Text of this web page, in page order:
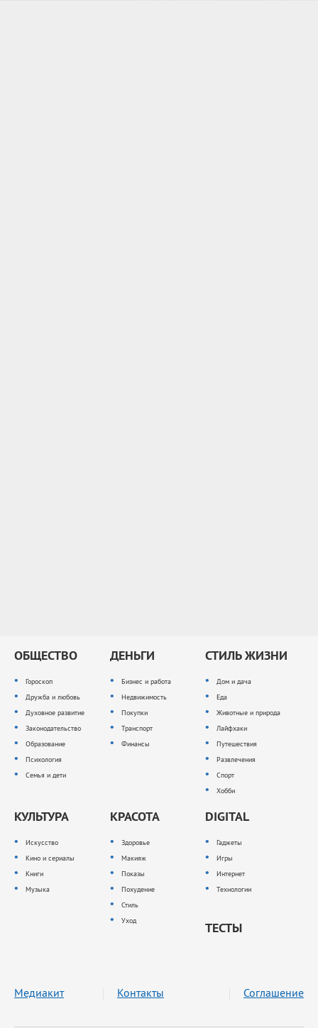
ОБЩЕСТВО
Гороскоп
Дружба и любовь
Духовное развитие
Законодательство
Образование
Психология
Семья и дети
ДЕНЬГИ
Бизнес и работа
Недвижимость
Покупки
Транспорт
Финансы
СТИЛЬ ЖИЗНИ
Дом и дача
Еда
Животные и природа
Лайфхаки
Путешествия
Развлечения
Спорт
Хобби
КУЛЬТУРА
Искусство
Кино и сериалы
Книги
Музыка
КРАСОТА
Здоровье
Макияж
Показы
Похудение
Стиль
Уход
DIGITAL
Гаджеты
Игры
Интернет
Технологии
ТЕСТЫ
Медиакит Контакты Соглашение